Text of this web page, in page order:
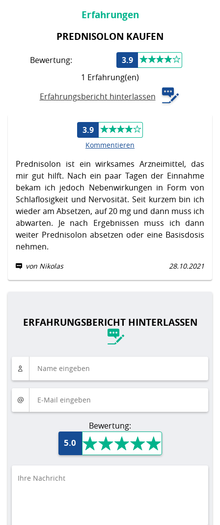
Erfahrungen
PREDNISOLON KAUFEN
Bewertung:
3.9
1 Erfahrung(en)
Erfahrungsbericht hinterlassen
3.9
Kommentieren
Prednisolon ist ein wirksames Arzneimittel, das
mir gut hilft. Nach ein paar Tagen der Einnahme
bekam ich jedoch Nebenwirkungen in Form von
Schlaflosigkeit und Nervosität. Seit kurzem bin ich
wieder am Absetzen, auf 20 mg und dann muss ich
abwarten. Je nach Ergebnissen muss ich dann
weiter Prednisolon absetzen oder eine Basisdosis
nehmen.
von Nikolas 28.10.2021
ERFAHRUNGSBERICHT HINTERLASSEN
Bewertung:
5.0